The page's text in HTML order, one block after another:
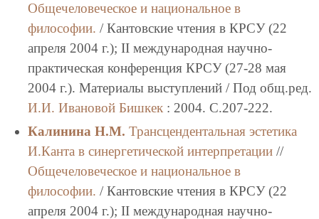
Общечеловеческое и национальное в
философии. / Кантовские чтения в КРСУ (22
апреля 2004 г.); II международная научно-
практическая конференция КРСУ (27-28 мая
2004 г.). Материалы выступлений / Под общ.ред.
И.И. Ивановой Бишкек: 2004. C.207-222.
Калинина Н.М. Трансцендентальная эстетика
И.Канта в синергетической интерпретации//
Общечеловеческое и национальное в
философии. / Кантовские чтения в КРСУ (22
апреля 2004 г.); II международная научно-